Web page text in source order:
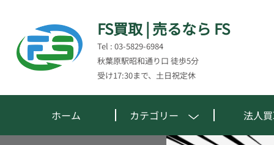
FS買取 | 売るなら FS
Tel : 03-5829-6984
秋葉原駅昭和通り口 徒歩5分
受け17:30まで、土日祝定休
ホーム カテゴリー 法人